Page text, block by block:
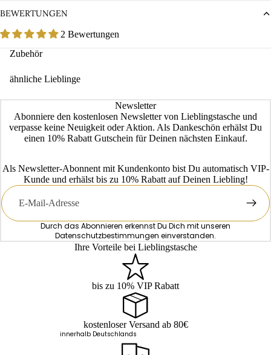
BEWERTUNGEN
2 Bewertungen
Zubehör
ähnliche Lieblinge
Newsletter
Abonniere den kostenlosen Newsletter von Lieblingstasche und
verpasse keine Neuigkeit oder Aktion. Als Dankeschön erhälst Du
einen 10% Rabatt Gutschein für Deinen nächsten Einkauf.
Als Newsletter-Abonnent mit Kundenkonto bist Du automatisch VIP-
Kunde und erhälst bis zu 10% Rabatt auf Deinen Liebling!
E-
Mail
Durch das Abonnieren erkennst Du Dich mit unseren
Datenschutzbestimmungen einverstanden.
Ihre Vorteile bei Lieblingstasche
bis zu 10% VIP Rabatt
kostenloser Versand ab 80€
innerhalb Deutschlands